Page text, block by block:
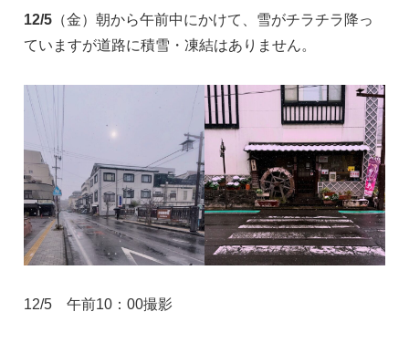
12/5 （金）朝から午前中にかけて、雪がチラチラ降っ
ていますが道路に積雪・凍結はありません。
12/5 午前10：00撮影